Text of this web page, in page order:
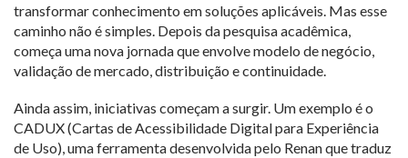
transformar conhecimento em soluções aplicáveis. Mas esse
caminho não é simples. Depois da pesquisa acadêmica,
começa uma nova jornada que envolve modelo de negócio,
validação de mercado, distribuição e continuidade.
Ainda assim, iniciativas começam a surgir. Um exemplo é o
CADUX (Cartas de Acessibilidade Digital para Experiência
de Uso), uma ferramenta desenvolvida pelo Renan que traduz